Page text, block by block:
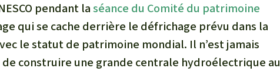
pendant laséance du Comité du patrimoine
qui se cache derrière le défrichage prévu dans la
le statut de patrimoine mondial. Il n’est jamais
construire une grande centrale hydroélectrique au